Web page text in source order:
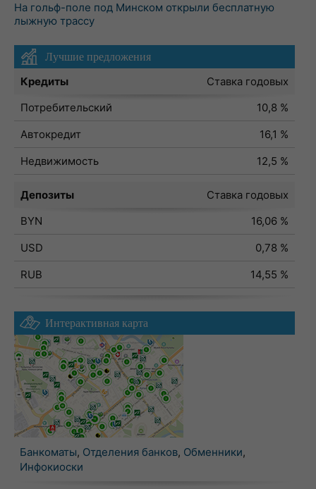
На гольф-поле под Минском открыли бесплатную
лыжную трассу
Лучшие предложения
Кредиты
Ставка годовых
Потребительский
10,8 %
Автокредит
16,1 %
Недвижимость
12,5 %
Депозиты
Ставка годовых
BYN
16,06 %
USD
0,78 %
RUB
14,55 %
Интерактивная карта
Банкоматы, Отделения банков, Обменники,
Инфокиоски